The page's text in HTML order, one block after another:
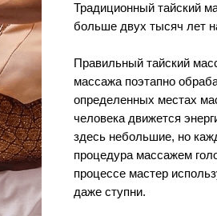
Традиционный тайский
больше двух тысяч лет
Правильный тайский
массажа поэтапно
определенных местах
человека движется
здесь небольшие, но
процедура массажем
процессе мастер
даже ступни.